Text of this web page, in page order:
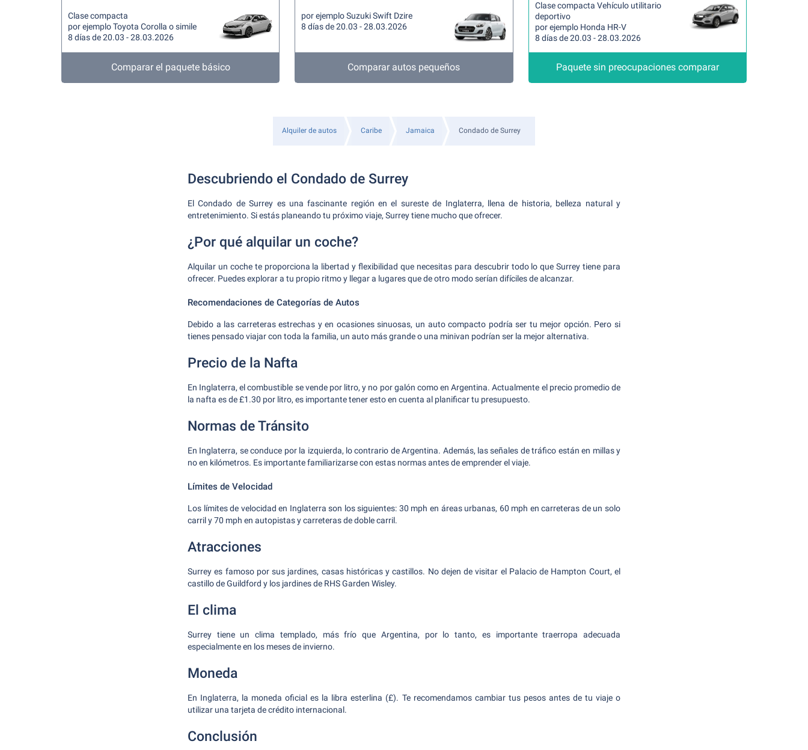
Clase compacta
por ejemplo Toyota Corolla o simile
8 días de 20.03 - 28.03.2026
Comparar el paquete básico
por ejemplo Suzuki Swift Dzire
8 días de 20.03 - 28.03.2026
Comparar autos pequeños
Clase compacta Vehículo utilitario
deportivo
por ejemplo Honda HR-V
8 días de 20.03 - 28.03.2026
Paquete sin preocupaciones comparar
Alquiler de autos Caribe Jamaica Condado de Surrey
Descubriendo el Condado de Surrey
El Condado de Surrey es una fascinante región en el sureste de Inglaterra, llena de historia, belleza natural y
entretenimiento. Si estás planeando tu próximo viaje, Surrey tiene mucho que ofrecer.
¿Por qué alquilar un coche?
Alquilar un coche te proporciona la libertad y flexibilidad que necesitas para descubrir todo lo que Surrey tiene para
ofrecer. Puedes explorar a tu propio ritmo y llegar a lugares que de otro modo serían difíciles de alcanzar.
Recomendaciones de Categorías de Autos
Debido a las carreteras estrechas y en ocasiones sinuosas, un auto compacto podría ser tu mejor opción. Pero si
tienes pensado viajar con toda la familia, un auto más grande o una minivan podrían ser la mejor alternativa.
Precio de la Nafta
En Inglaterra, el combustible se vende por litro, y no por galón como en Argentina. Actualmente el precio promedio de
la nafta es de £1.30 por litro, es importante tener esto en cuenta al planificar tu presupuesto.
Normas de Tránsito
En Inglaterra, se conduce por la izquierda, lo contrario de Argentina. Además, las señales de tráfico están en millas y
no en kilómetros. Es importante familiarizarse con estas normas antes de emprender el viaje.
Límites de Velocidad
Los límites de velocidad en Inglaterra son los siguientes: 30 mph en áreas urbanas, 60 mph en carreteras de un solo
carril y 70 mph en autopistas y carreteras de doble carril.
Atracciones
Surrey es famoso por sus jardines, casas históricas y castillos. No dejen de visitar el Palacio de Hampton Court, el
castillo de Guildford y los jardines de RHS Garden Wisley.
El clima
Surrey tiene un clima templado, más frío que Argentina, por lo tanto, es importante traerropa adecuada
especialmente en los meses de invierno.
Moneda
En Inglaterra, la moneda oficial es la libra esterlina (£). Te recomendamos cambiar tus pesos antes de tu viaje o
utilizar una tarjeta de crédito internacional.
Conclusión